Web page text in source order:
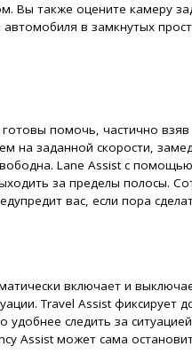
Вы также оцените камеру
в замкнутых
помочь, частично
на заданной скорости,
Lane Assist с
за пределы полосы.
вас, если пора
включает и
Travel Assist фиксирует
следить за
Assist может сама